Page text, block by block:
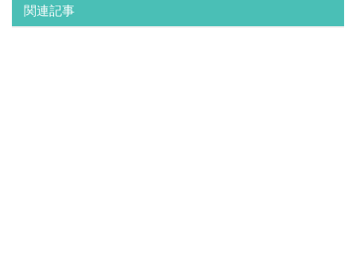
関連記事